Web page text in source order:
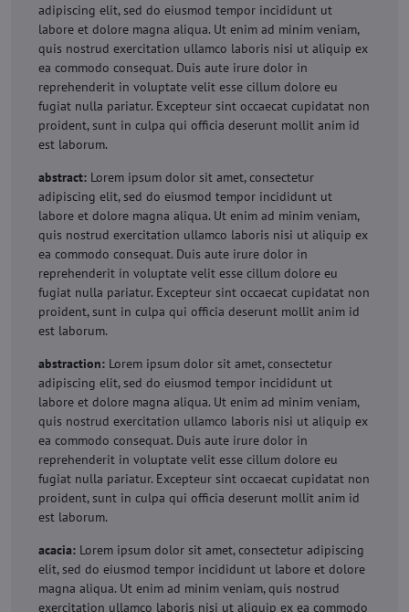
adipiscing elit, sed do eiusmod tempor incididunt ut
labore et dolore magna aliqua. Ut enim ad minim veniam,
quis nostrud exercitation ullamco laboris nisi ut aliquip ex
ea commodo consequat. Duis aute irure dolor in
reprehenderit in voluptate velit esse cillum dolore eu
fugiat nulla pariatur. Excepteur sint occaecat cupidatat non
proident, sunt in culpa qui officia deserunt mollit anim id
est laborum.
abstract: Lorem ipsum dolor sit amet, consectetur
adipiscing elit, sed do eiusmod tempor incididunt ut
labore et dolore magna aliqua. Ut enim ad minim veniam,
quis nostrud exercitation ullamco laboris nisi ut aliquip ex
ea commodo consequat. Duis aute irure dolor in
reprehenderit in voluptate velit esse cillum dolore eu
fugiat nulla pariatur. Excepteur sint occaecat cupidatat non
proident, sunt in culpa qui officia deserunt mollit anim id
est laborum.
abstraction: Lorem ipsum dolor sit amet, consectetur
adipiscing elit, sed do eiusmod tempor incididunt ut
labore et dolore magna aliqua. Ut enim ad minim veniam,
quis nostrud exercitation ullamco laboris nisi ut aliquip ex
ea commodo consequat. Duis aute irure dolor in
reprehenderit in voluptate velit esse cillum dolore eu
fugiat nulla pariatur. Excepteur sint occaecat cupidatat non
proident, sunt in culpa qui officia deserunt mollit anim id
est laborum.
acacia: Lorem ipsum dolor sit amet, consectetur adipiscing
elit, sed do eiusmod tempor incididunt ut labore et dolore
magna aliqua. Ut enim ad minim veniam, quis nostrud
exercitation ullamco laboris nisi ut aliquip ex ea commodo